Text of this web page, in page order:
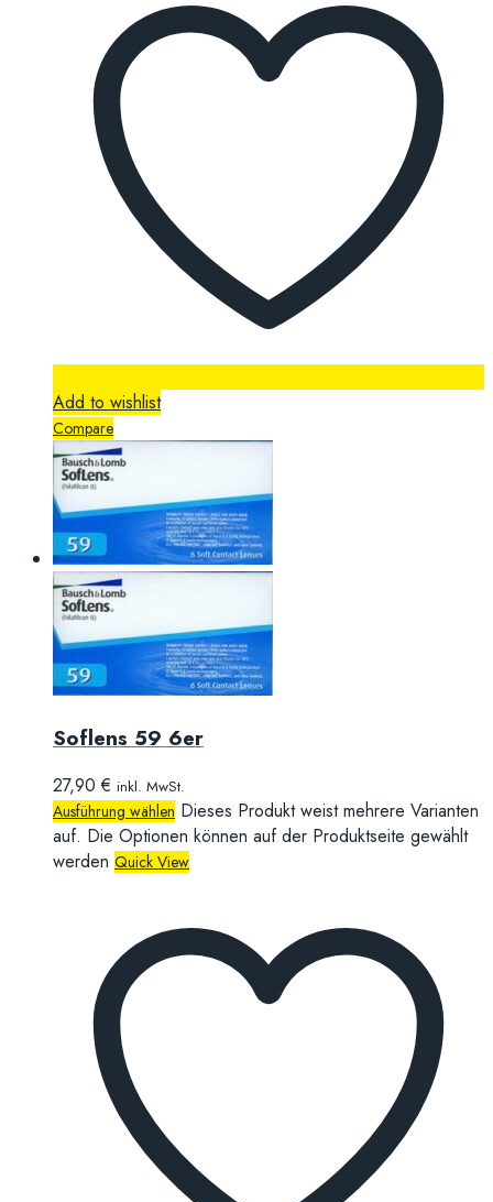
Add to wishlist
Compare
Soflens 59 6er
27,90€ inkl. MwSt.
Ausführung wählen Dieses Produkt weist mehrere Varianten
auf. Die Optionen können auf der Produktseite gewählt
werden Quick View